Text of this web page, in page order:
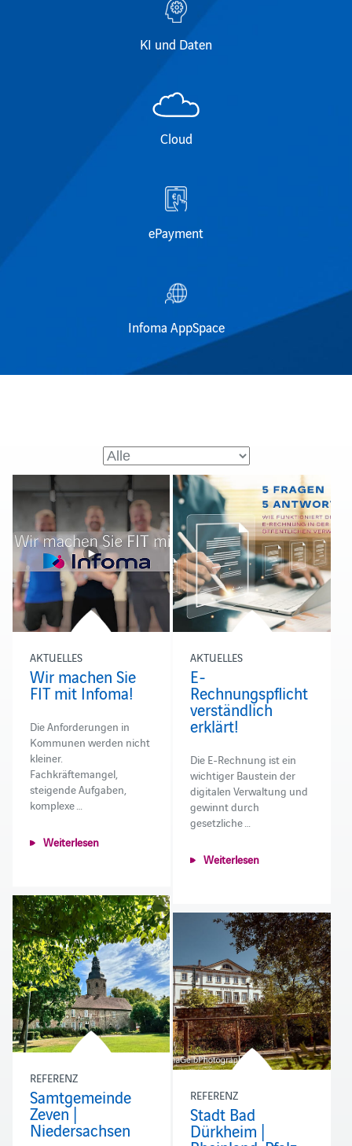
KI und Daten
Cloud
ePayment
Infoma AppSpace
AKTUELLES
Wir machen Sie
FIT mit Infoma!
Die Anforderungen in
Kommunen werden nicht
kleiner.
Fachkräftemangel,
steigende Aufgaben,
komplexe …
Weiterlesen
AKTUELLES
E-
Rechnungspflicht
verständlich
erklärt!
Die E-Rechnung ist ein
wichtiger Baustein der
digitalen Verwaltung und
gewinnt durch
gesetzliche …
Weiterlesen
REFERENZ
Samtgemeinde
Zeven |
Niedersachsen
REFERENZ
Stadt Bad
Dürkheim |